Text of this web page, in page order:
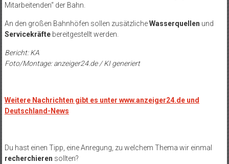
Mitarbeitenden“ der Bahn.
An den großen Bahnhöfen sollen zusätzlicheWasserquellen und
Servicekräftebereitgestellt werden.
Bericht: KA
Foto/Montage: anzeiger24.de / KI generiert
Weitere Nachrichten gibt es unter www.anzeiger24.de und
Deutschland-News
Du hast einen Tipp, eine Anregung, zu welchem Thema wir einmal
recherchieren sollten?